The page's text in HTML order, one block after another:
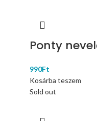
Ponty
990Ft
Kosárba teszem
Sold out